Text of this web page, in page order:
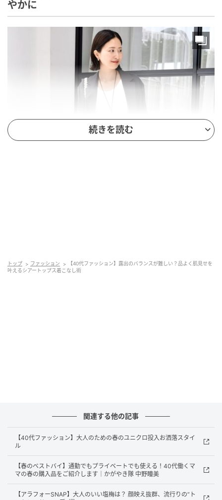
やかに
パンツ／SHIPS
バッグ／The Bagmati
「ヒップがちょうど隠れるくらいの長さでゆったりと
したシルエットなので体のラインを拾いにくいのが魅
力。カジュアルにもきれいめにも合わせやすく、春夏
の羽織にぴったりです」FUJITAさん
続きを読む
トップ ファッション
【40代ファッション】露出のバランスが難しい？品よく肌見せを
叶えるシアートップス着こなし術
関連する他の記事
【40代ファッション】大人のための春のユニクロ投入お洒落スタイ
ル
【春のベストバイ】通勤でもプライベートでも使える！40代働くマ
マの春の購入品をご紹介します｜かがやき隊 中野瞳美
【アラフォーSNAP】大人のいい塩梅は？ 顔映え抜群、流行りの“ト